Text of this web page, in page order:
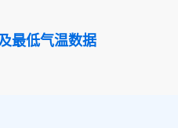
最低气温数据